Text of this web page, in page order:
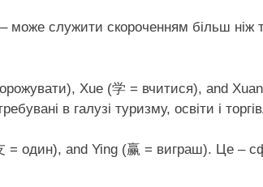
може служити скороченням більш ніж
Xue (学 = вчитися), and
в галузі туризму, освіти і
= один), and Ying (赢 = виграш). Це –